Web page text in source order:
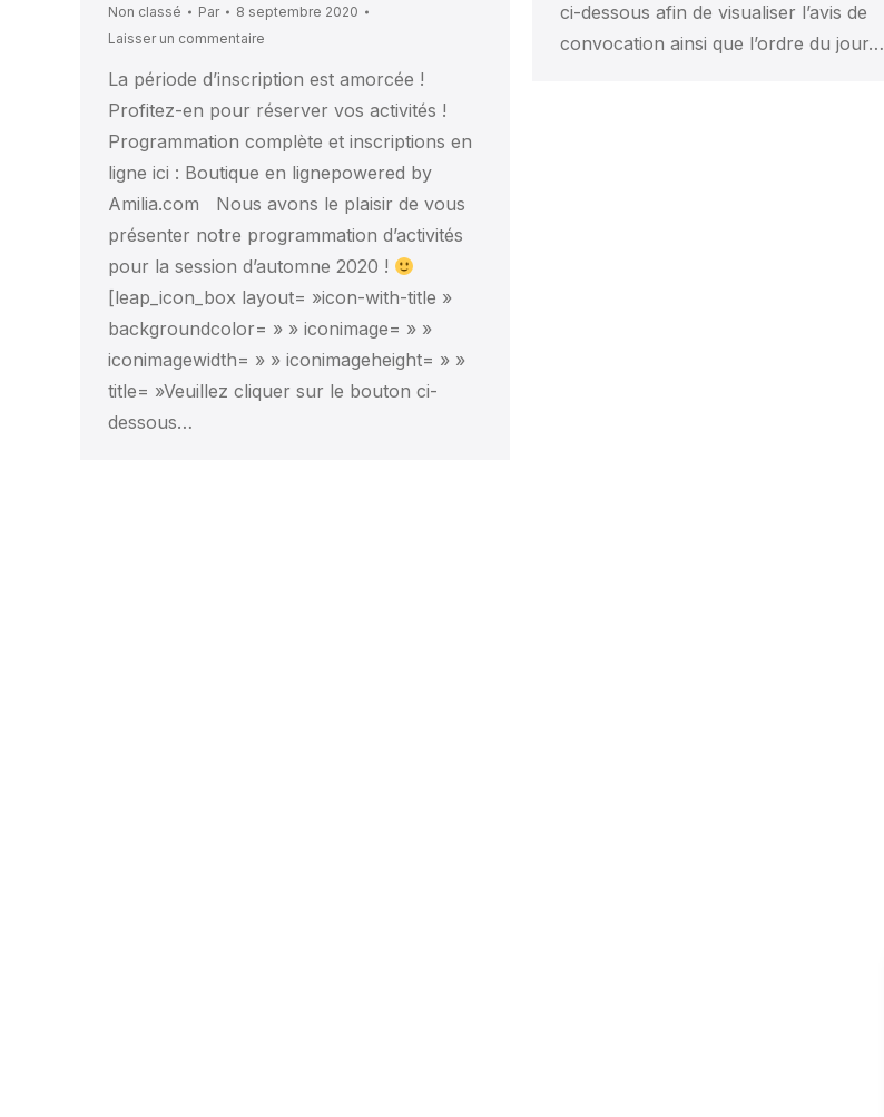
ci-dessous afin de visualiser l’avis de
convocation ainsi que l’ordre du jour…
Non classé Par
8 septembre 2020
Laisser un commentaire
La période d’inscription est amorcée !
Profitez-en pour réserver vos activités !
Programmation complète et inscriptions en
ligne ici : Boutique en lignepowered by
Amilia.com Nous avons le plaisir de vous
présenter notre programmation d’activités
pour la session d’automne 2020 !
[leap_icon_box layout= »icon-with-title »
backgroundcolor= » » iconimage= » »
iconimagewidth= » » iconimageheight= » »
title= »Veuillez cliquer sur le bouton ci-
dessous…